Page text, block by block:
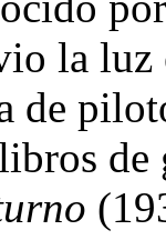
la luz
de